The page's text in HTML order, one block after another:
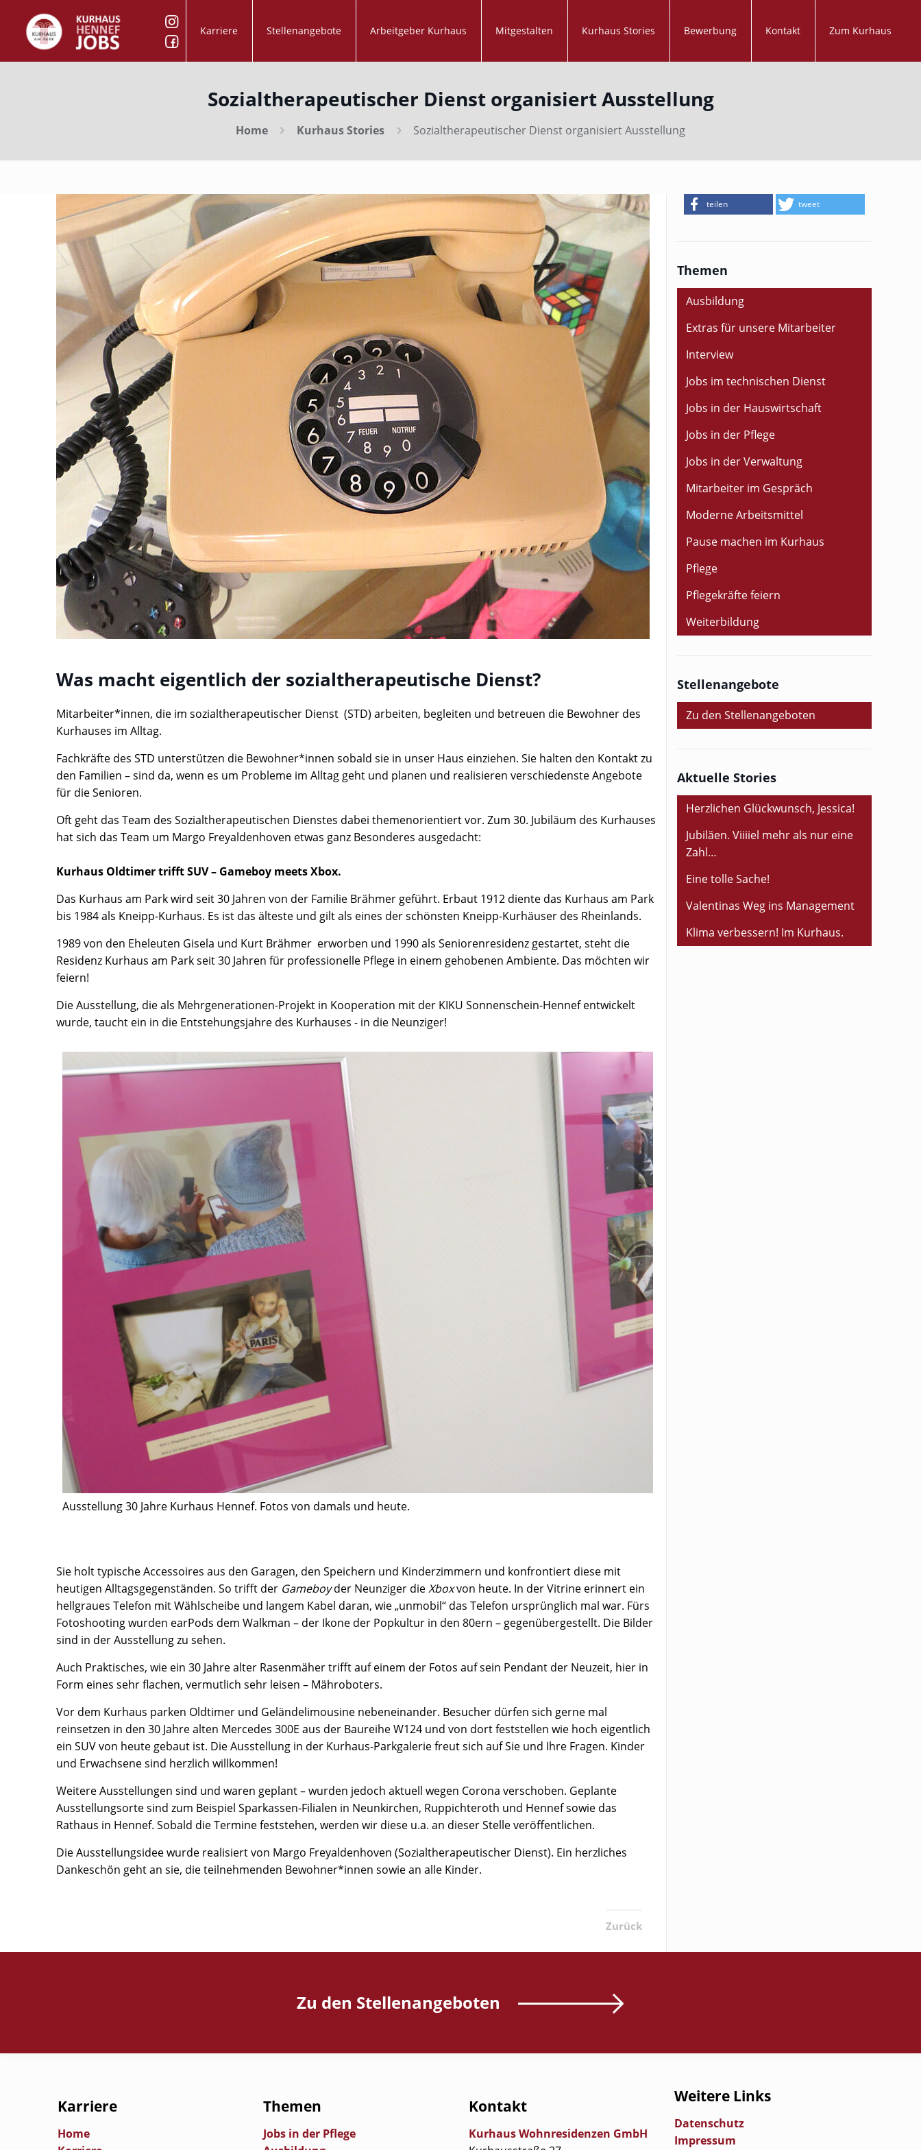
Karriere Stellenangebote Arbeitgeber Kurhaus Mitgestalten Kurhaus Stories Bewerbung Kontakt Zum Kurhaus
Sozialtherapeutischer Dienst organisiert Ausstellung
Home Kurhaus Stories Sozialtherapeutischer Dienst organisiert Ausstellung
Was macht eigentlich der sozialtherapeutische Dienst?
Mitarbeiter*innen, die im sozialtherapeutischer Dienst (STD) arbeiten, begleiten und betreuen die Bewohner des
Kurhauses im Alltag.
Fachkräfte des STD unterstützen die Bewohner*innen sobald sie in unser Haus einziehen. Sie halten den Kontakt zu
den Familien – sind da, wenn es um Probleme im Alltag geht und planen und realisieren verschiedenste Angebote
für die Senioren.
Oft geht das Team des Sozialtherapeutischen Dienstes dabei themenorientiert vor. Zum 30. Jubiläum des Kurhauses
hat sich das Team um Margo Freyaldenhoven etwas ganz Besonderes ausgedacht:
Kurhaus Oldtimer trifft SUV – Gameboy meets Xbox.
Das Kurhaus am Park wird seit 30 Jahren von der Familie Brähmer geführt. Erbaut 1912 diente das Kurhaus am Park
bis 1984 als Kneipp-Kurhaus. Es ist das älteste und gilt als eines der schönsten Kneipp-Kurhäuser des Rheinlands.
1989 von den Eheleuten Gisela und Kurt Brähmer erworben und 1990 als Seniorenresidenz gestartet, steht die
Residenz Kurhaus am Park seit 30 Jahren für professionelle Pflege in einem gehobenen Ambiente. Das möchten wir
feiern!
Die Ausstellung, die als Mehrgenerationen-Projekt in Kooperation mit der KIKU Sonnenschein-Hennef entwickelt
wurde, taucht ein in die Entstehungsjahre des Kurhauses - in die Neunziger!
Ausstellung 30 Jahre Kurhaus Hennef. Fotos von damals und heute.
Sie holt typische Accessoires aus den Garagen, den Speichern und Kinderzimmern und konfrontiert diese mit
heutigen Alltagsgegenständen. So trifft der Gameboyder Neunziger dieXboxvon heute. In der Vitrine erinnert ein
hellgraues Telefon mit Wählscheibe und langem Kabel daran, wie „unmobil“ das Telefon ursprünglich mal war. Fürs
Fotoshooting wurden earPods dem Walkman – der Ikone der Popkultur in den 80ern – gegenübergestellt. Die Bilder
sind in der Ausstellung zu sehen.
Auch Praktisches, wie ein 30 Jahre alter Rasenmäher trifft auf einem der Fotos auf sein Pendant der Neuzeit, hier in
Form eines sehr flachen, vermutlich sehr leisen – Mähroboters.
Vor dem Kurhaus parken Oldtimer und Geländelimousine nebeneinander. Besucher dürfen sich gerne mal
reinsetzen in den 30 Jahre alten Mercedes 300E aus der Baureihe W124 und von dort feststellen wie hoch eigentlich
ein SUV von heute gebaut ist. Die Ausstellung in der Kurhaus-Parkgalerie freut sich auf Sie und Ihre Fragen. Kinder
und Erwachsene sind herzlich willkommen!
Weitere Ausstellungen sind und waren geplant – wurden jedoch aktuell wegen Corona verschoben. Geplante
Ausstellungsorte sind zum Beispiel Sparkassen-Filialen in Neunkirchen, Ruppichteroth und Hennef sowie das
Rathaus in Hennef. Sobald die Termine feststehen, werden wir diese u.a. an dieser Stelle veröffentlichen.
Die Ausstellungsidee wurde realisiert von Margo Freyaldenhoven (Sozialtherapeutischer Dienst). Ein herzliches
Dankeschön geht an sie, die teilnehmenden Bewohner*innen sowie an alle Kinder.
Zurück
teilen tweet
Themen
Ausbildung
Extras für unsere Mitarbeiter
Interview
Jobs im technischen Dienst
Jobs in der Hauswirtschaft
Jobs in der Pflege
Jobs in der Verwaltung
Mitarbeiter im Gespräch
Moderne Arbeitsmittel
Pause machen im Kurhaus
Pflege
Pflegekräfte feiern
Weiterbildung
Stellenangebote
Zu den Stellenangeboten
Aktuelle Stories
Herzlichen Glückwunsch, Jessica!
Jubiläen. Viiiiel mehr als nur eine
Zahl…
Eine tolle Sache!
Valentinas Weg ins Management
Klima verbessern! Im Kurhaus.
Zu den Stellenangeboten
Karriere
Home
Themen
Jobs in der Pflege
Kontakt
Kurhaus Wohnresidenzen GmbH
Weitere Links
Datenschutz
Impressum